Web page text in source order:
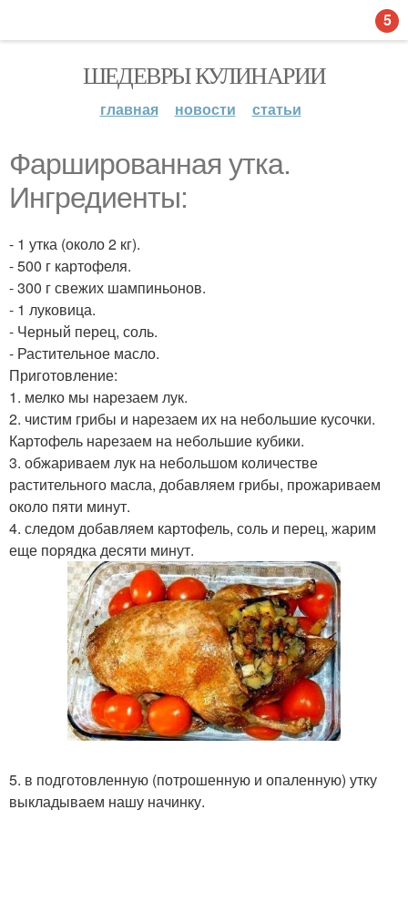
ШЕДЕВРЫ КУЛИНАРИИ
главная новости статьи
Фаршированная утка.
Ингредиенты:
- 1 утка (около 2 кг).
- 500 г картофеля.
- 300 г свежих шампиньонов.
- 1 луковица.
- Черный перец, соль.
- Растительное масло.
Приготовление:
1. мелко мы нарезаем лук.
2. чистим грибы и нарезаем их на небольшие кусочки.
Картофель нарезаем на небольшие кубики.
3. обжариваем лук на небольшом количестве
растительного масла, добавляем грибы, прожариваем
около пяти минут.
4. следом добавляем картофель, соль и перец, жарим
еще порядка десяти минут.
5. в подготовленную (потрошенную и опаленную) утку
выкладываем нашу начинку.
5